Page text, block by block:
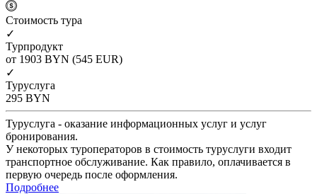
Cтоимость тура
✓
Турпродукт
от 1903 BYN (545 EUR)
✓
Туруслуга
295 BYN
Туруслуга - оказание информационных услуг и услуг
бронирования.
У некоторых туроператоров в стоимость туруслуги входит
транспортное обслуживание. Как правило, оплачивается в
первую очередь после оформления.
Подробнее